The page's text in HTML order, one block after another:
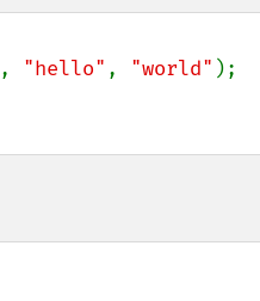
, "hello" , "world"